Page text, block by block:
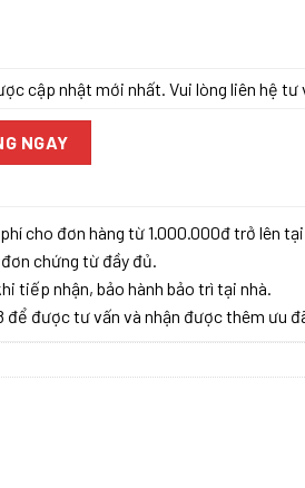
cập nhật mới nhất. Vui lòng liên hệ tư
số lượng
NGAY
cho đơn hàng từ 1.000.000đ trở lên tại
chứng từ đầy đủ.
tiếp nhận, bảo hành bảo trì tại nhà.
để được tư vấn và nhận được thêm ưu